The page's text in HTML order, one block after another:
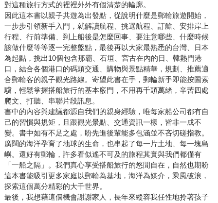
對這種旅行方式的裡裡外外有個清楚的輪廓。
因此這本書以親子共遊為出發點，從說明什麼是郵輪旅遊開始，
一步步引領新手入門，就解讀航程、挑選航程、訂艙、安排岸上
行程、行前準備、到上船後是怎麼回事、要注意哪些、什麼時候
該做什麼等等逐一完整盤點，最後再以大家最熟悉的台灣、日本
為起點，挑出10個包含那霸、石垣、宮古在內的日、韓熱門港
口，結合各個港口的碼頭交通、購物與景點精華，規劃、推薦適
合郵輪客的親子觀光路線。寄望此書在手，郵輪新手即能按圖索
驥，輕鬆掌握搭船旅行的基本竅門，不用再千頭萬緒，辛苦四處
爬文、打聽、串聯片段訊息。
書中的內容與建議都源自我們的親身經驗，唯每家船公司都有自
己的習慣與規矩，且跟觀光景點、交通資訊一樣，皆非一成不
變。書中如有不足之處，盼先進後輩能多包涵並不吝切磋指教。
廣闊的海洋孕育了地球的生命，也串起了每一片土地、每一塊島
嶼。還好有郵輪，許多看似遙不可及的旅程其實與我們都僅有
「一船之隔」。我們真心享受搭船旅行的悠閒自在，自然也期盼
這本書能吸引更多家庭以郵輪為基地，海洋為媒介，乘風破浪，
探索這個萬分精彩的大千世界。
最後，我想藉這個機會謝謝家人，長年來縱容我任性地拎著孩子